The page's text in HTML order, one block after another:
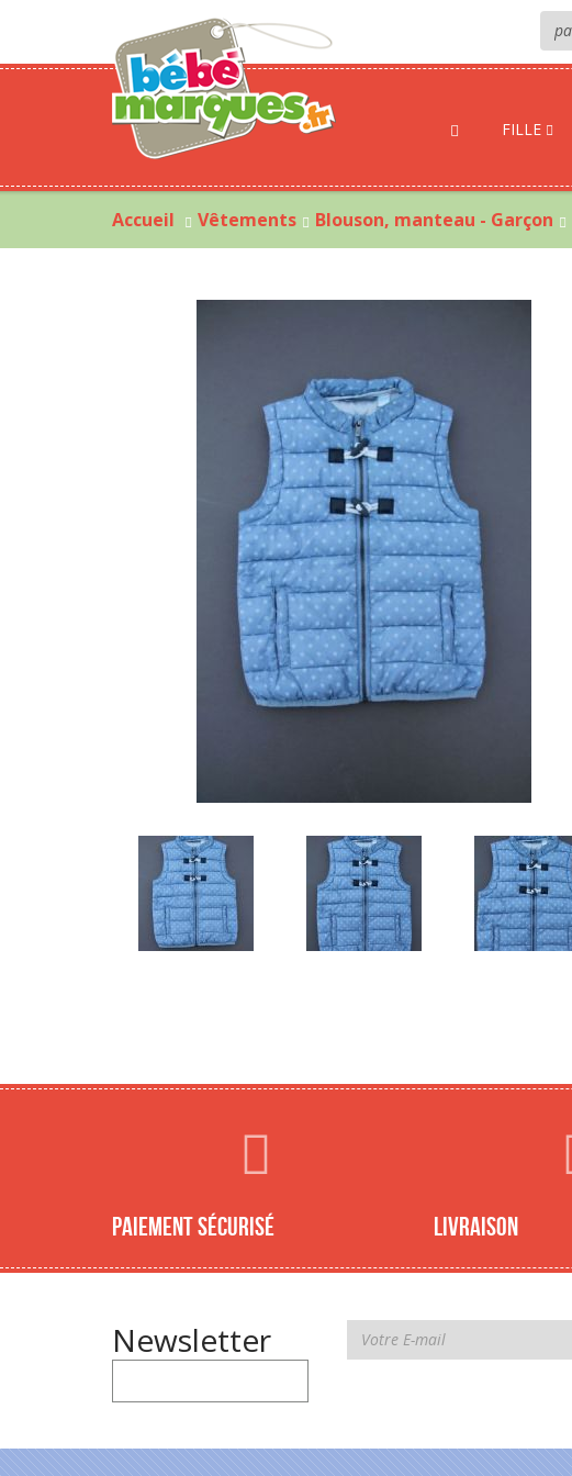
FILLE
Accueil Vêtements Blouson, manteau - Garçon
Paiement sécurisé Livraison
Newsletter